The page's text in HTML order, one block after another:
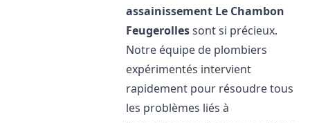
assainissement Le Chambon
Feugerollessont si précieux.
Notre équipe de plombiers
expérimentés intervient
rapidement pour résoudre tous
les problèmes liés à